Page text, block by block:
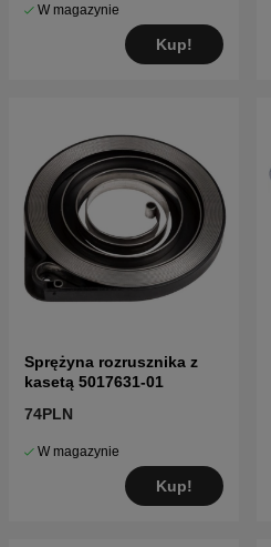
W magazynie
Kup!
Sprężyna rozrusznika z
kasetą 5017631-01
74PLN
W magazynie
Kup!